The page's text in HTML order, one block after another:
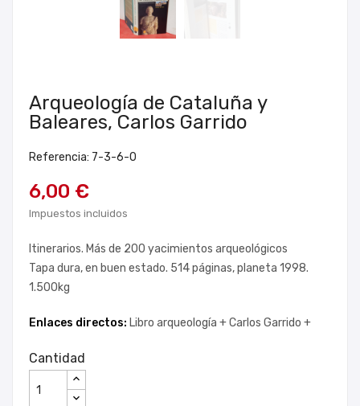
Arqueología de Cataluña y
Baleares, Carlos Garrido
Referencia: 7-3-6-0
6,00 €
Impuestos incluidos
Itinerarios. Más de 200 yacimientos arqueológicos
Tapa dura, en buen estado. 514 páginas, planeta 1998.
1.500kg
Enlaces directos: Libro arqueología +Carlos Garrido +
Cantidad